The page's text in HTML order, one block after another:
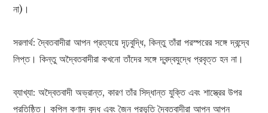
না)।
সরলার্থ: দ্বৈতবাদীরা আপন প্রত্যয়ে দৃঢ়বুদ্ধি, কিন্তু তাঁরা পরস্পরের সঙ্গে দ্বন্দ্বে
লিপ্ত। কিন্তু অদ্বৈতবাদীরা কখনো তাঁদের সঙ্গে দ্বন্দ্বযুদ্ধে প্রবৃত্ত হন না।
ব্যাখ্যা: অদ্বৈতবাদী অভ্রান্ত, কারণ তাঁর সিদ্ধান্ত যুক্তি এবং শাস্ত্রের উপর
প্রতিষ্ঠিত। কপিল কণাদ বুদ্ধ এবং জৈন প্রভৃতি দ্বৈতবাদীরা আপন আপন